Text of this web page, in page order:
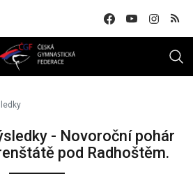
- Novoroční pohár
pod Radhoštěm.